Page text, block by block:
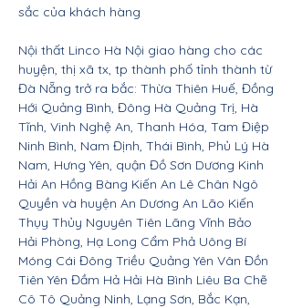
sắc của khách hàng
Nội thất Linco Hà Nội giao hàng cho các
huyện, thị xã tx, tp thành phố tỉnh thành từ
Đà Nẵng trở ra bắc: Thừa Thiên Huế, Đồng
Hới Quảng Bình, Đông Hà Quảng Trị, Hà
Tĩnh, Vinh Nghệ An, Thanh Hóa, Tam Điệp
Ninh Bình, Nam Định, Thái Bình, Phủ Lý Hà
Nam, Hưng Yên, quận Đồ Sơn Dương Kinh
Hải An Hồng Bàng Kiến An Lê Chân Ngô
Quyền và huyện An Dương An Lão Kiến
Thụy Thủy Nguyên Tiên Lãng Vĩnh Bảo
Hải Phòng, Hạ Long Cẩm Phả Uông Bí
Móng Cái Đông Triều Quảng Yên Vân Đồn
Tiên Yên Đầm Hả Hải Hà Bình Liêu Ba Chẽ
Cô Tô Quảng Ninh, Lạng Sơn, Bắc Kạn,